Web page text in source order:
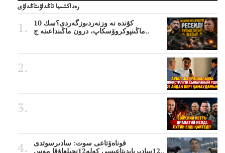
رەداكتسيا تاڭداۋىتاڭداۋى
10 كۇندە نە وزنەردىوزگەردى؟سك
ماڭىنپوكروۆسكاپ، درون ماڭىنداعىنە ج..
قوناەۆتاعى سوت: سادىرسوتدى
12سادىربايدىتاعىسى كەلە12نجىلعاۇقا مەس..